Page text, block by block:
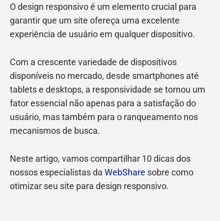
O design responsivo é um elemento crucial para
garantir que um site ofereça uma excelente
experiência de usuário em qualquer dispositivo.
Com a crescente variedade de dispositivos
disponíveis no mercado, desde smartphones até
tablets e desktops, a responsividade se tornou um
fator essencial não apenas para a satisfação do
usuário, mas também para o ranqueamento nos
mecanismos de busca.
Neste artigo, vamos compartilhar 10 dicas dos
nossos especialistas da WebShare sobre como
otimizar seu site para design responsivo.